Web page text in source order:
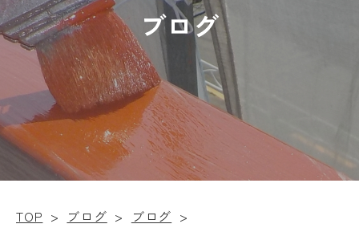
ブログ
TOP > ブログ > ブログ >